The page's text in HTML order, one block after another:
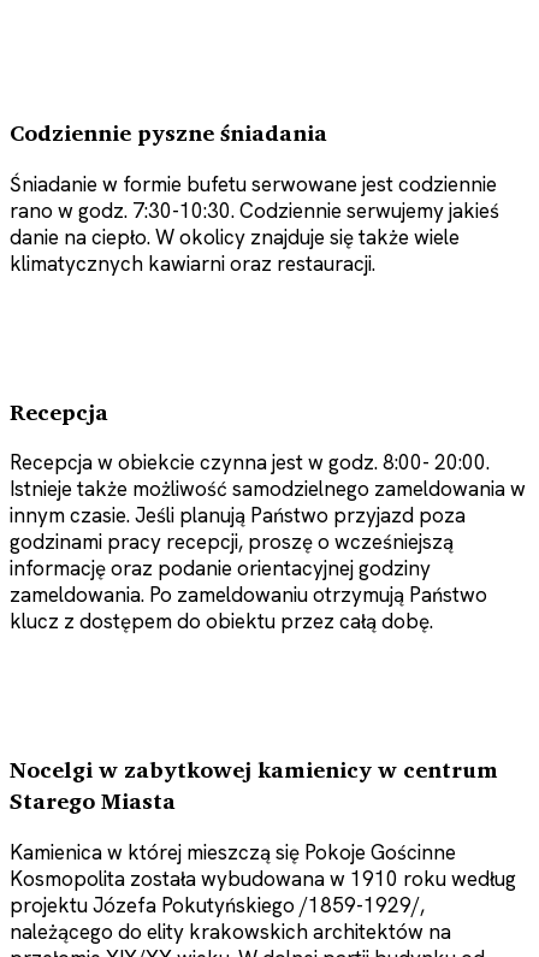
Codziennie pyszne śniadania
Śniadanie w formie bufetu serwowane jest codziennie
rano w godz. 7:30-10:30. Codziennie serwujemy jakieś
danie na ciepło. W okolicy znajduje się także wiele
klimatycznych kawiarni oraz restauracji.
Recepcja
Recepcja w obiekcie czynna jest w godz. 8:00- 20:00.
Istnieje także możliwość samodzielnego zameldowania w
innym czasie. Jeśli planują Państwo przyjazd poza
godzinami pracy recepcji, proszę o wcześniejszą
informację oraz podanie orientacyjnej godziny
zameldowania. Po zameldowaniu otrzymują Państwo
klucz z dostępem do obiektu przez całą dobę.
Nocelgi w zabytkowej kamienicy w centrum
Starego Miasta
Kamienica w której mieszczą się Pokoje Gościnne
Kosmopolita została wybudowana w 1910 roku według
projektu Józefa Pokutyńskiego /1859-1929/,
należącego do elity krakowskich architektów na